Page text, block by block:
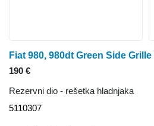
190 €
Rezervni dio - rešetka hladnjaka
5110307